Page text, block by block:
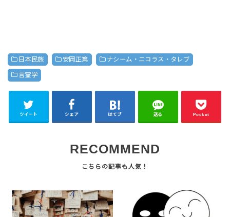
日本民族 安岡正篤 ナシーム・ニコラス・タレブ
言霊学
ツイート シェア はてブ 送る Pocket
RECOMMEND